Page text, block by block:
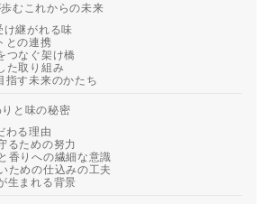
むこれからの未来
け継がれる味
との連携
つなぐ架け橋
た取り組み
指す未来のかたち
と味の秘密
わる理由
るための努力
香りへの繊細な意識
ための仕込みの工夫
生まれる背景